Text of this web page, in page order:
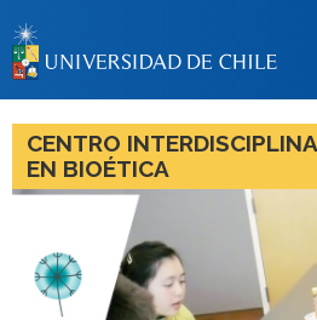
BIBLIOTECAS
LA
Estudiantes
CENTRO
EN BIOÉTICA